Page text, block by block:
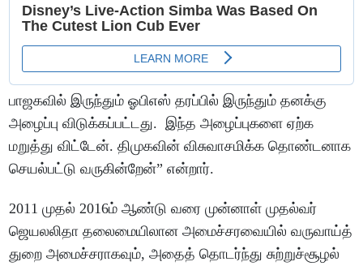
பாஜகவில் இருந்தும் ஓபிஎஸ் தரப்பில் இருந்தும் தனக்கு
அழைப்பு விடுக்கப்பட்டது. இந்த அழைப்புகளை ஏற்க
மறுத்து விட்டேன். திமுகவின் விசுவாசமிக்க தொண்டனாக
செயல்பட்டு வருகின்றேன்” என்றார்.
2011 முதல் 2016ம் ஆண்டு வரை முன்னாள் முதல்வர்
ஜெயலலிதா தலைமையிலான அமைச்சரவையில் வருவாய்த்
துறை அமைச்சராகவும், அதைத் தொடர்ந்து சுற்றுச்சூழல்